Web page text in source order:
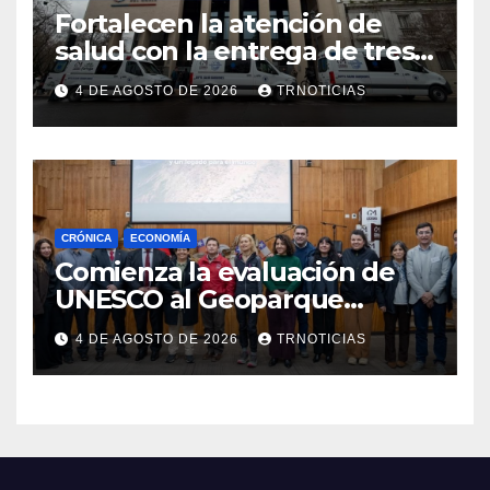
Fortalecen la atención de
salud con la entrega de tres
nuevas ambulancias para
Cauquenes y Sagrada Familia
4 DE AGOSTO DE 2026 TRNOTICIAS
CRÓNICA ECONOMÍA
Comienza la evaluación de
UNESCO al Geoparque
Aspirante Pillanmapu en el
Maule
4 DE AGOSTO DE 2026 TRNOTICIAS